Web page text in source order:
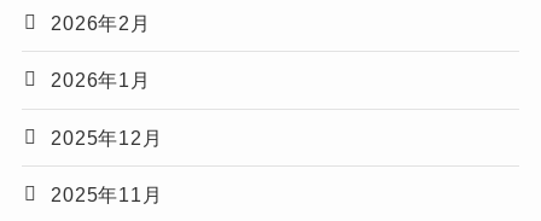
2026年2月
2026年1月
2025年12月
2025年11月